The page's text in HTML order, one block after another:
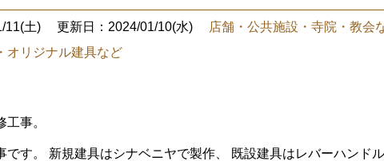
11(土) 更新日：2024/01/10(水) 店舗・公共施設・寺院・教会
オリジナル建具など
事。
です。 新規建具はシナベニヤで製作、 既設建具はレバーハンド